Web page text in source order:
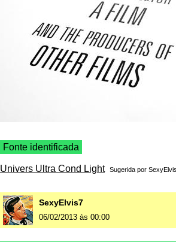
Fonte identificada
Univers Ultra Cond Light Sugerida por
SexyElvis7
06/02/2013 às 00:00